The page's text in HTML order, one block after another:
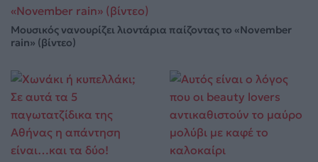
Μουσικός νανουρίζει λιοντάρια παίζοντας το «November
rain» (βίντεο)